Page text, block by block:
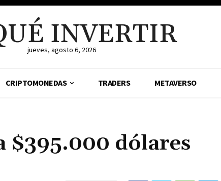
INVERTIR
jueves, agosto 6, 2026
CRIPTOMONEDAS TRADERS METAVERSO
$395.000 dólares